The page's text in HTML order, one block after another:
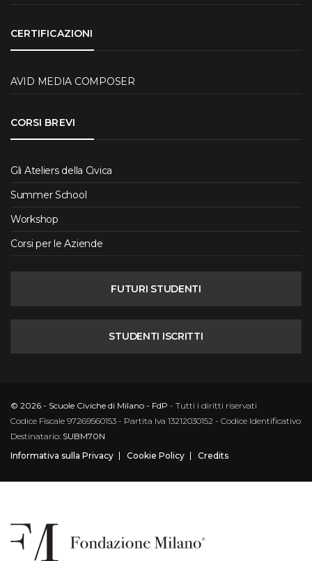
CERTIFICAZIONI
AVID MEDIA COMPOSER
CORSI BREVI
Gli Ateliers della Civica
Summer School
Workshop
Corsi per le Aziende
FUTURI STUDENTI
STUDENTI ISCRITTI
© 2026 - Scuole Civiche di Milano - FdP - Tutti i diritti riservati
Codice Fiscale 97269560153 - Partita Iva 13212030152 - Codice Identificativo
Destinatario: SUBM70N
Informativa sulla Privacy
Cookie Policy Credits